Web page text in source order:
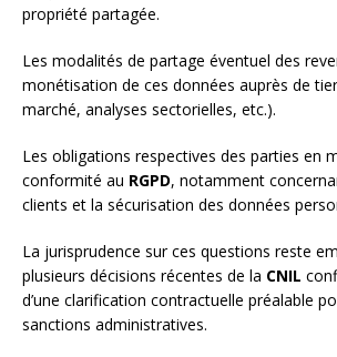
propriété partagée.
Les modalités de partage éventuel des
monétisation de ces données auprès de
marché, analyses sectorielles, etc.).
Les obligations respectives des parties en
conformité au RGPD, notamment
clients et la sécurisation des données
La jurisprudence sur ces questions reste
plusieurs décisions récentes de la CNIL
d’une clarification contractuelle préalable
sanctions administratives.